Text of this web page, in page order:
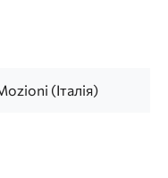
(Італія)